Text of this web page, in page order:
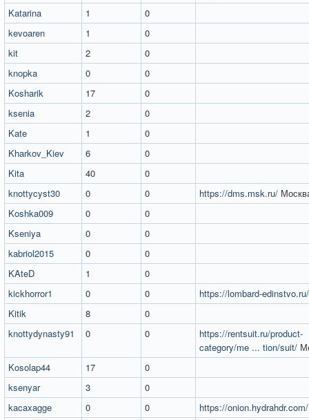
Katarina
1
0
kevoaren
1
0
kit
2
0
knopka
0
0
Kosharik
17
0
ksenia
2
0
Kate
1
0
Kharkov_Kiev
6
0
Kita
40
0
knottycyst30
0 0 https://dms.msk.ru/
Koshka009
0
0
Kseniya
0
0
kabriol2015
0
0
KAteD
1
0
kickhorror1
0 0
https://lombard-edinstvo.ru/
Kitik
8
0
knottydynasty91
0 0
https://rentsuit.ru/product-
category/me ... tion/suit/
Kosolap44
17
0
ksenyar
3
0
kacaxagge
0 0 https://onion.hydrahdr.com/